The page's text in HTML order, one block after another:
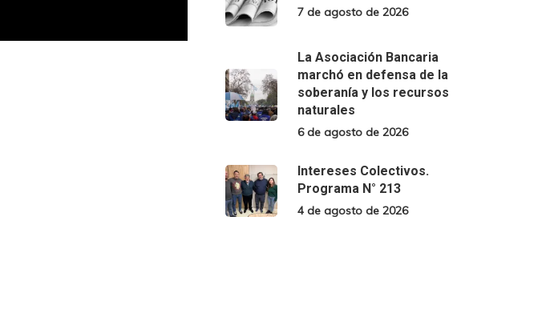
7 de agosto de 2026
La Asociación Bancaria
marchó en defensa de la
soberanía y los recursos
naturales
6 de agosto de 2026
Intereses Colectivos.
Programa N° 213
4 de agosto de 2026